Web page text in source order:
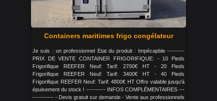
Containers maritimes frigo congélateur
Je suis : un professionnel Etat du produit : Impécapble ---------
PRIX DE VENTE CONTAINER FRIGORIFIQUE: - 10 Pieds
Frigorifique REEFER Neuf: Tarif: 2700€ HT - 20 Pieds
Frigorifique REEFER Neuf: Tarif: 3400€ HT - 40 Pieds
Frigorifique REEFER Neuf: Tarif: 4800€ HT Offre valable jusqu'à
épuisement du stock ! ---------- INFOS COMPLÉMENTAIRES ---
----------- - Devis gratuit sur demande - Vente aux professionnels